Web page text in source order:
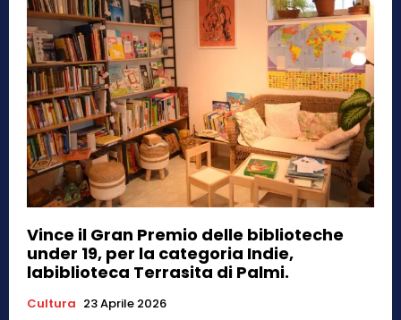
Vince il Gran Premio delle biblioteche
under 19, per la categoria Indie,
labiblioteca Terrasita di Palmi.
Cultura 23 Aprile 2026